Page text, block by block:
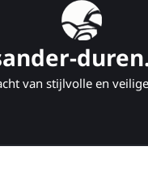
van stijlvolle en